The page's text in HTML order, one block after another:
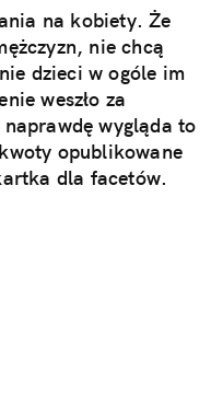
na kobiety. Że
nie chcą
dzieci w ogóle im
weszło za
wygląda to
opublikowane
dla facetów.